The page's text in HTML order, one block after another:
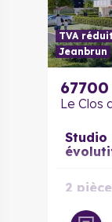
TVA
Jeanbrun
67700
Le Clos
Studio
2